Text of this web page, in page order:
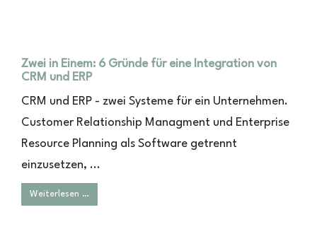
Zwei in Einem: 6 Gründe für eine Integration von
CRM und ERP
CRM und ERP - zwei Systeme für ein Unternehmen.
Customer Relationship Managment und Enterprise
Resource Planning als Software getrennt
einzusetzen, ...
Weiterlesen …